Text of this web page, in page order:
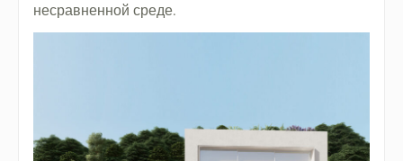
несравненной среде.